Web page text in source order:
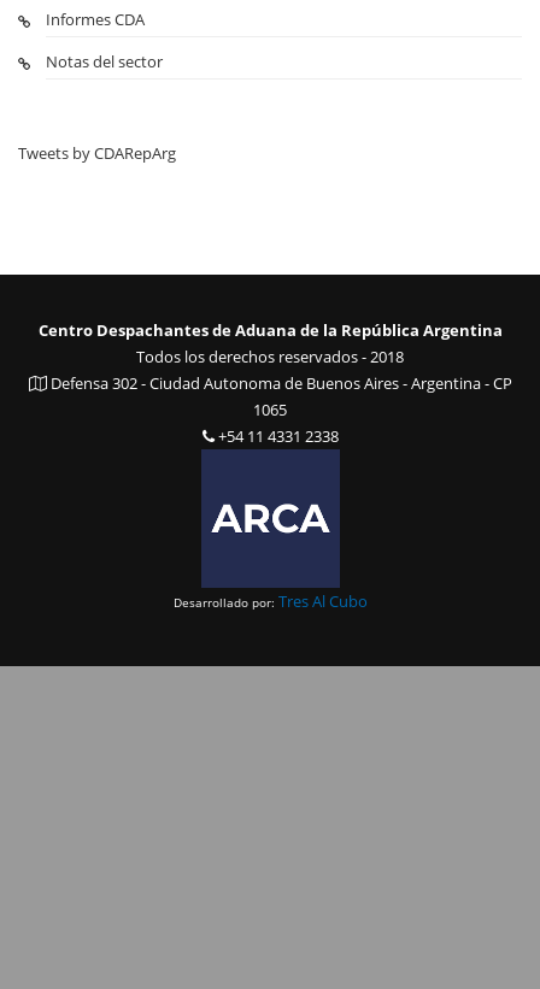
Informes CDA
Notas del sector
Tweets by CDARepArg
Centro Despachantes de Aduana de la República Argentina
Todos los derechos reservados - 2018
Defensa 302 - Ciudad Autonoma de Buenos Aires - Argentina - CP
1065
+54 11 4331 2338
Desarrollado por: Tres Al Cubo